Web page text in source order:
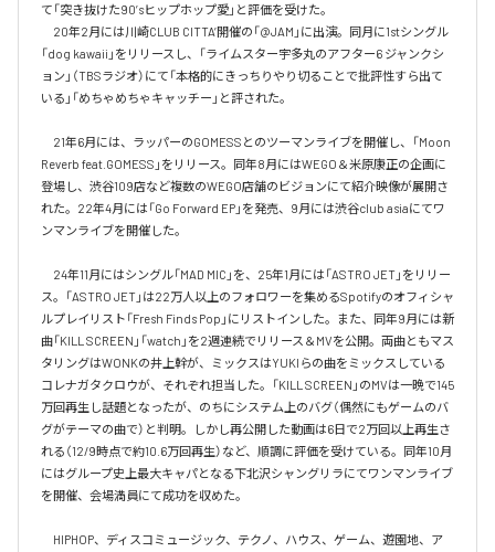
て「突き抜けた90’sヒップホップ愛」と評価を受けた。
20年2月には川崎CLUB CITTA’開催の「@JAM」に出演。同月に1stシングル
「dog kawaii」をリリースし、「ライムスター宇多丸のアフター6 ジャンクシ
ョン」（TBSラジオ）にて「本格的にきっちりやり切ることで批評性すら出て
いる」「めちゃめちゃキャッチー」と評された。
21年6月には、ラッパーのGOMESSとのツーマンライブを開催し、「Moon
Reverb feat.GOMESS」をリリース。同年8月にはWEGO＆米原康正の企画に
登場し、渋谷109店など複数のWEGO店舗のビジョンにて紹介映像が展開さ
れた。22年4月には「Go Forward EP」を発売、9月には渋谷club asiaにてワ
ンマンライブを開催した。
24年11月にはシングル「MAD MIC」を、25年1月には「ASTRO JET」をリリー
ス。「ASTRO JET」は22万人以上のフォロワーを集めるSpotifyのオフィシャ
ルプレイリスト「Fresh Finds Pop」にリストインした。また、同年9月には新
曲「KILL SCREEN」「watch」を2週連続でリリース＆MVを公開。両曲ともマス
タリングはWONKの井上幹が、ミックスはYUKIらの曲をミックスしている
コレナガタクロウが、それぞれ担当した。「KILL SCREEN」のMVは一晩で145
万回再生し話題となったが、のちにシステム上のバグ（偶然にもゲームのバ
グがテーマの曲で）と判明。しかし再公開した動画は6日で2万回以上再生さ
れる（12/9時点で約10.6万回再生）など、順調に評価を受けている。同年10月
にはグループ史上最大キャパとなる下北沢シャングリラにてワンマンライブ
を開催、会場満員にて成功を収めた。
HIPHOP、ディスコミュージック、テクノ、ハウス、ゲーム、遊園地、ア